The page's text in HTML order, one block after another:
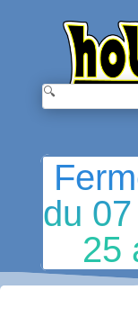
du
25